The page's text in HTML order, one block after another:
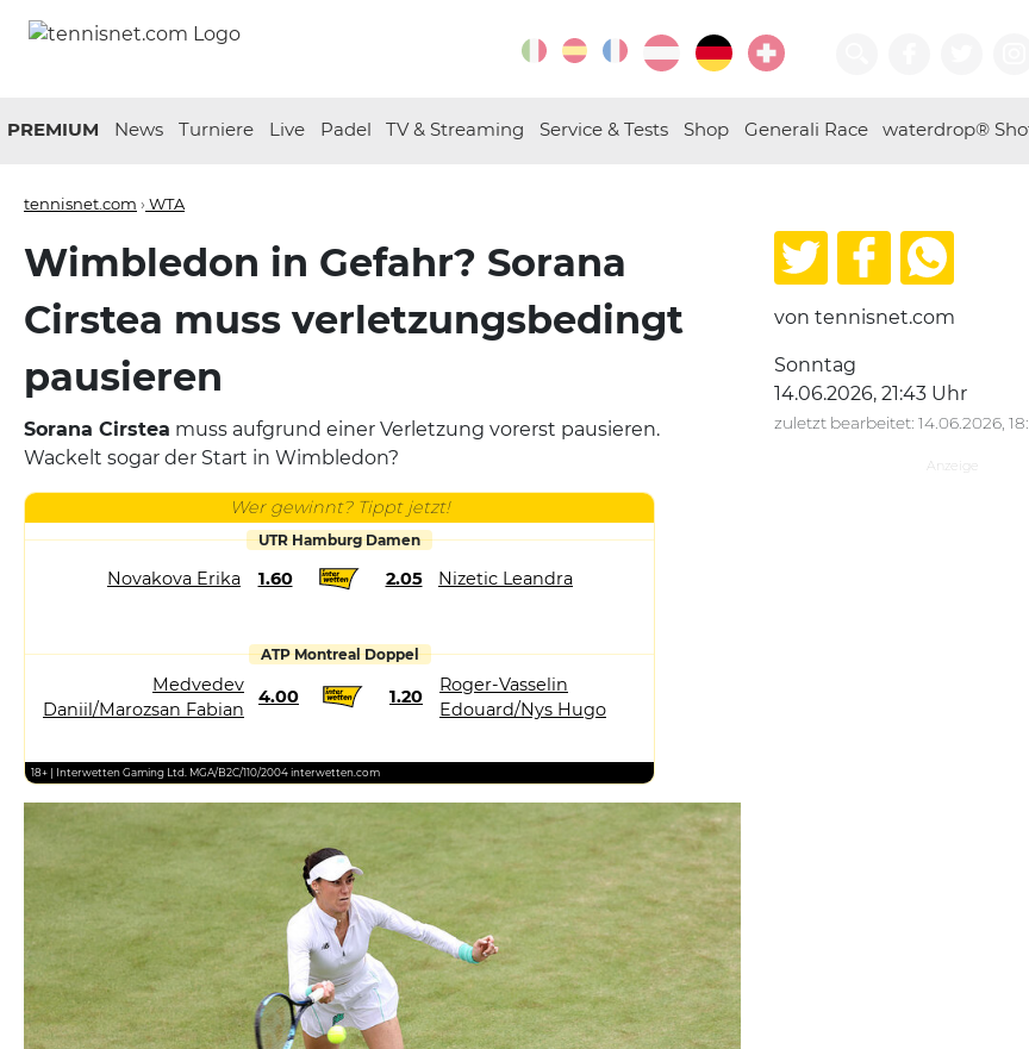
PREMIUM News Turniere Live Padel TV & Streaming Service & Tests Shop Generali Race waterdrop®
tennisnet.com › WTA
Wimbledon in Gefahr? Sorana
Cirstea muss verletzungsbedingt
pausieren
Sorana Cirstea muss aufgrund einer Verletzung vorerst pausieren.
Wackelt sogar der Start in Wimbledon?
Wer gewinnt? Tippt jetzt!
UTR Hamburg Damen
Novakova Erika 1.60 2.05 Nizetic Leandra
ATP Montreal Doppel
Medvedev
Daniil/Marozsan Fabian
4.00 1.20
Roger-Vasselin
Edouard/Nys Hugo
18+ | Interwetten Gaming Ltd. MGA/B2C/110/2004 interwetten.com
von tennisnet.com
Sonntag
14.06.2026, 21:43 Uhr
zuletzt bearbeitet: 14.06.2026,